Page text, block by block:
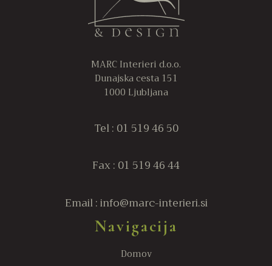
MARC Interieri d.o.o.
Dunajska cesta 151
1000 Ljubljana
Tel : 01 519 46 50
Fax : 01 519 46 44
Email : info@marc-interieri.si
Navigacija
Domov